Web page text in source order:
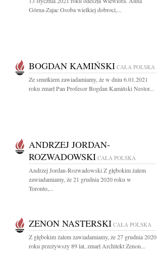
Górna-Zajac Osoba wielkiej dobroci,...
BOGDAN KAMIŃSKI CAŁA POLSKA
Ze smutkiem zawiadamiamy, że w dniu 6.01.2021
roku zmarł Pan Profesor Bogdan Kamiński Nestor...
ANDRZEJ JORDAN-
ROZWADOWSKI CAŁA POLSKA
Andrzej Jordan-Rozwadowski Z głębokim żalem
zawiadamiamy, że 21 grudnia 2020 roku w
Toronto,...
ZENON NASTERSKI CAŁA POLSKA
Z głębokim żalem zawiadamiamy, że 27 grudnia 2020
roku przeżywszy 89 lat, zmarł Architekt Zenon...